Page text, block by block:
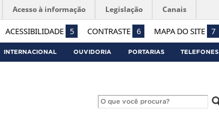
ACESSIBILIDADE 5 CONTRASTE 6 MAPA DO SITE 7
Acesso à informação Legislação Canais
INTERNACIONAL OUVIDORIA PORTARIAS TELEFONES